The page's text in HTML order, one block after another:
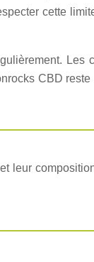
cette
CBD